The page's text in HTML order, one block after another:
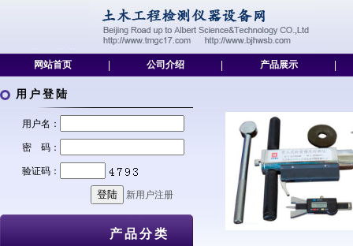
网站首页 公司介绍 产品展示
用户登陆
用户名：
密 码：
验证码：
新用户注册
产品分类